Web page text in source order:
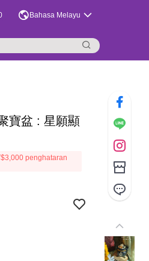
Bahasa Melayu
寶盆 : 星願顯
penghataran